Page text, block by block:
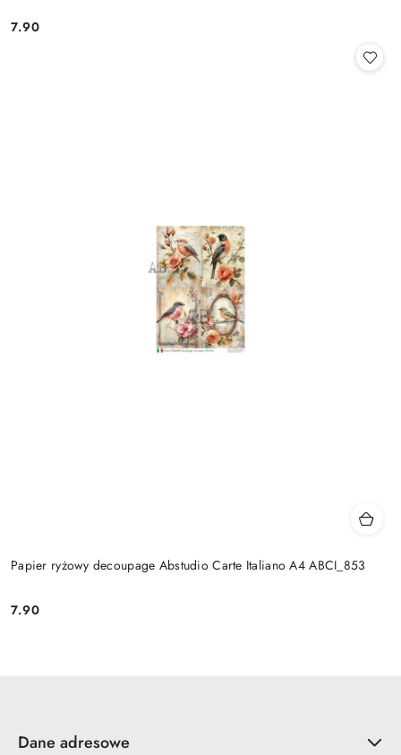
Cena:
7.90
Papier ryżowy decoupage Abstudio Carte Italiano A4 ABCI_853
Cena:
7.90
Dane adresowe